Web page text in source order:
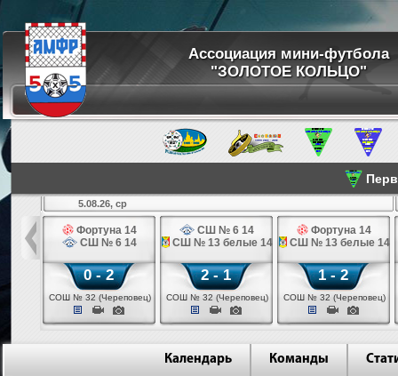
Ассоциация мини-футбола
"ЗОЛОТОЕ КОЛЬЦО"
14
5.08.26, ср
Фортуна 14
СШ № 6 14
0 - 2
СОШ № 32 (Череповец)
СШ № 6 14
СШ № 13 белые 14
2 - 1
СОШ № 32 (Череповец)
Фортуна 14
СШ № 13 белые 14
1 - 2
СОШ № 32 (Череповец)
Календарь Команды